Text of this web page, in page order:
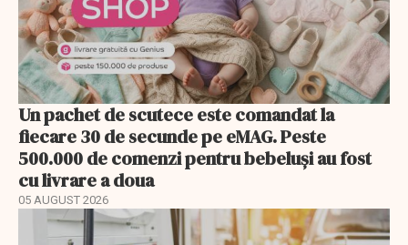
Un pachet de scutece este comandat la
fiecare 30 de secunde pe eMAG. Peste
500.000 de comenzi pentru bebeluși au fost
cu livrare a doua
05 AUGUST 2026